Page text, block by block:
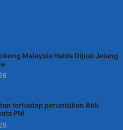
Malaysia Habis Dijual Jelang
terhadap peruntukan Ahli
PM